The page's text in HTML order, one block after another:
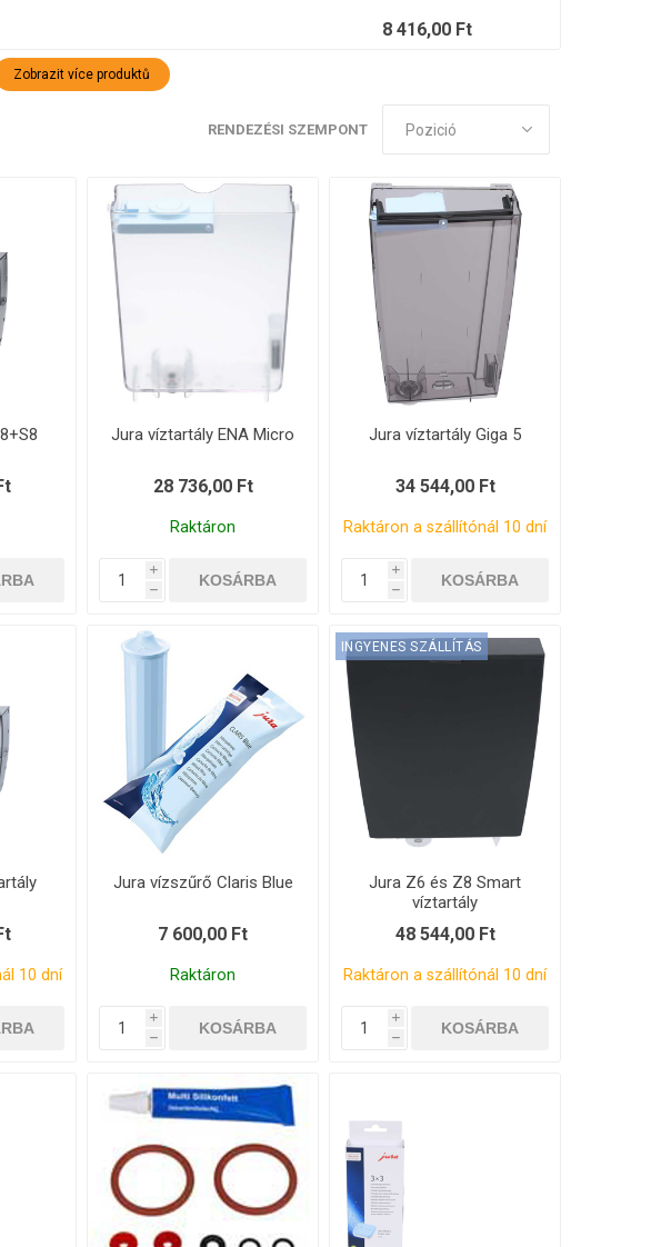
8 416,00 Ft
Zobrazit více produktů
RENDEZÉSI SZEMPONT
Jura víztartály ENA Micro
28 736,00 Ft
Raktáron
i
h
Jura víztartály Giga 5
34 544,00 Ft
Raktáron a szállítónál 10 dní
i
h
10 dní
Jura vízszűrő Claris Blue
7 600,00 Ft
Raktáron
i
h
INGYENES SZÁLLÍTÁS
Jura Z6 és Z8 Smart
víztartály
48 544,00 Ft
Raktáron a szállítónál 10 dní
i
h